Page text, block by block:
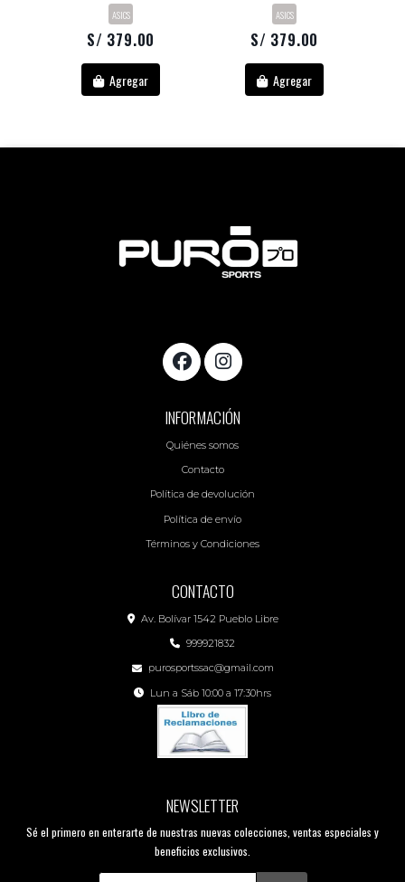
ASICS
S/ 379.00
Agregar
ASICS
S/ 379.00
Agregar
INFORMACIÓN
Quiénes somos
Contacto
Política de devolución
Política de envío
Términos y Condiciones
CONTACTO
Av. Bolívar 1542 Pueblo Libre
999921832
purosportssac@gmail.com
Lun a Sáb 10:00 a 17:30hrs
NEWSLETTER
Sé el primero en enterarte de nuestras nuevas colecciones, ventas especiales y
beneficios exclusivos.